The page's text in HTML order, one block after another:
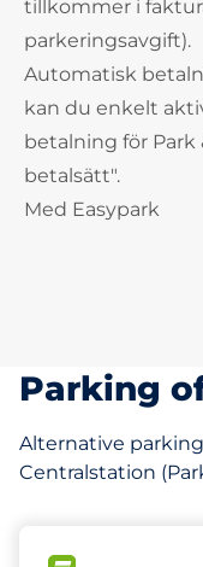
tillkommer i
parkeringsavgift).
Automatisk
kan du enkelt
betalning för Park
betalsätt".
Med Easypark
Parking
Alternative
Centralstation
326 m